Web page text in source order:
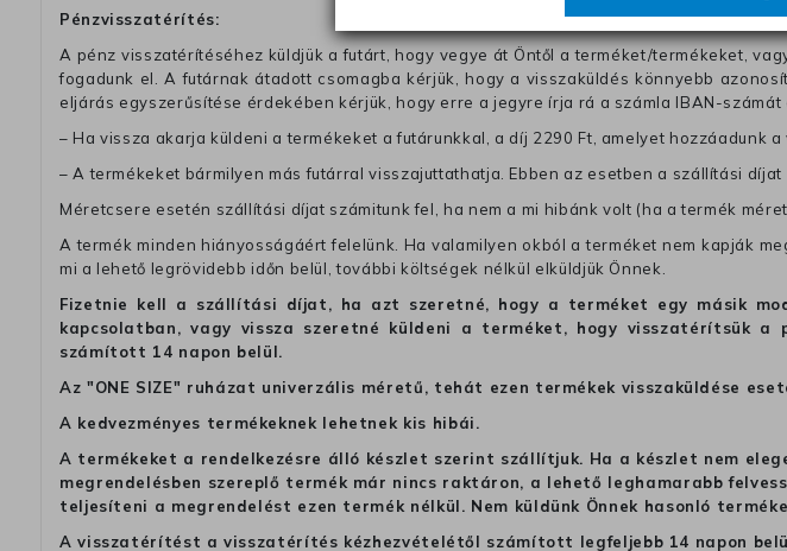
Pénzvisszatérítés:
A pénz visszatérítéséhez küldjük a futárt, hogy vegye át Öntől a terméket/termékeket,
fogadunk el. A futárnak átadott csomagba kérjük, hogy a visszaküldés könnyebb
eljárás egyszerűsítése érdekében kérjük, hogy erre a jegyre írja rá a számla IBAN-számát
– Ha vissza akarja küldeni a termékeket a futárunkkal, a díj 2290 Ft, amelyet hozzáadunk a
– A termékeket bármilyen más futárral visszajuttathatja. Ebben az esetben a szállítási
Méretcsere esetén szállítási díjat számitunk fel, ha nem a mi hibánk volt (ha a termék
A termék minden hiányosságáért felelünk. Ha valamilyen okból a terméket nem kapják
mi a lehető legrövidebb időn belül, további költségek nélkül elküldjük Önnek.
Fizetnie kell a szállítási díjat, ha azt szeretné, hogy a terméket egy másik
kapcsolatban, vagy vissza szeretné küldeni a terméket, hogy visszatérítsük
számított 14 napon belül.
Az "ONE SIZE" ruházat univerzális méretű, tehát ezen termékek visszaküldése
A kedvezményes termékeknek lehetnek kis hibái.
A termékeket a rendelkezésre álló készlet szerint szállítjuk. Ha a készlet nem
megrendelésben szereplő termék már nincs raktáron, a lehető leghamarabb
teljesíteni a megrendelést ezen termék nélkül. Nem küldünk Önnek hasonló
A visszatérítést a visszatérítés kézhezvételétől számított legfeljebb 14 napon